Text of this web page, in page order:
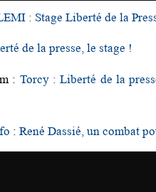
: Stage Liberté de la
de la presse, le stage !
: Torcy : Liberté de la
: René Dassié, un combat